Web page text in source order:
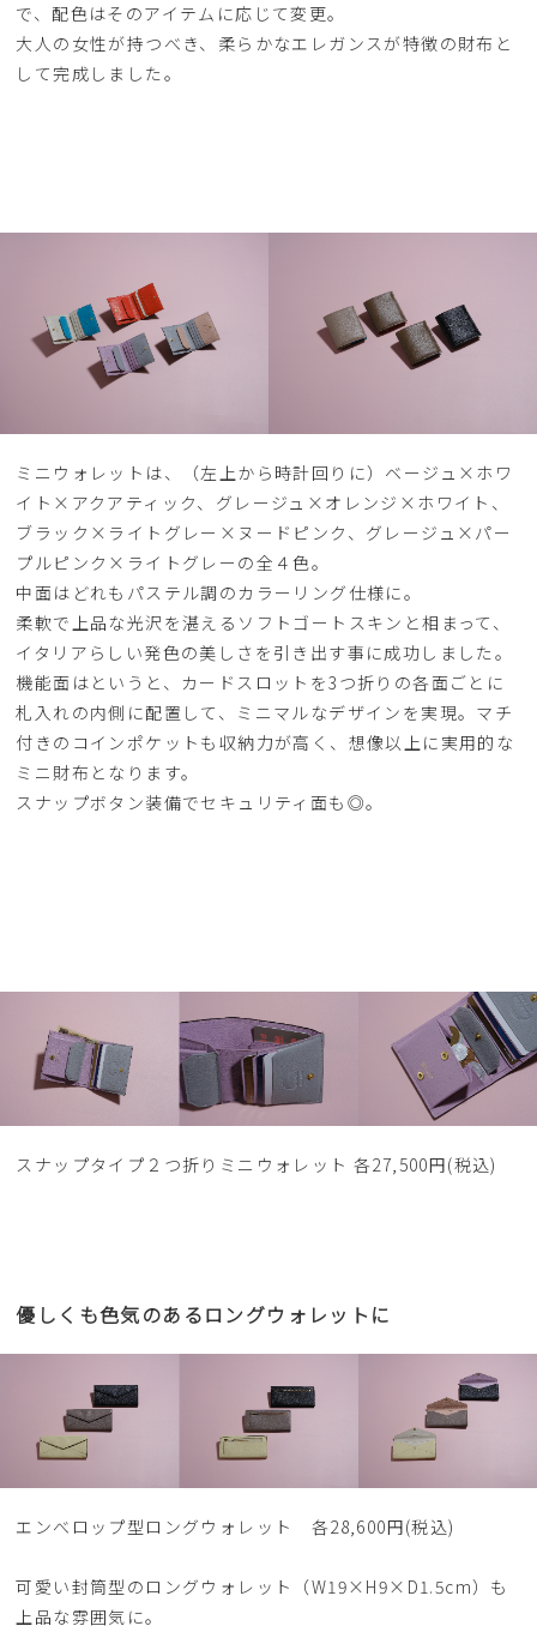
で、配色はそのアイテムに応じて変更。
大人の女性が持つべき、柔らかなエレガンスが特徴の財布と
して完成しました。
ミニウォレットは、（左上から時計回りに）ベージュ×ホワ
イト×アクアティック、グレージュ×オレンジ×ホワイト、
ブラック×ライトグレー×ヌードピンク、グレージュ×パー
プルピンク×ライトグレーの全４色。
中面はどれもパステル調のカラーリング仕様に。
柔軟で上品な光沢を湛えるソフトゴートスキンと相まって、
イタリアらしい発色の美しさを引き出す事に成功しました。
機能面はというと、カードスロットを3つ折りの各面ごとに
札入れの内側に配置して、ミニマルなデザインを実現。マチ
付きのコインポケットも収納力が高く、想像以上に実用的な
ミニ財布となります。
スナップボタン装備でセキュリティ面も◎。
スナップタイプ２つ折りミニウォレット 各27,500円(税込)
優しくも色気のあるロングウォレットに
エンべロップ型ロングウォレット 各28,600円(税込)
可愛い封筒型のロングウォレット（W19×H9×D1.5cm）も
上品な雰囲気に。